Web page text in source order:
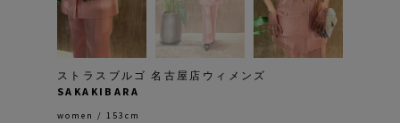
ストラスブルゴ 名古屋店ウィメンズ
SAKAKIBARA
women / 153cm